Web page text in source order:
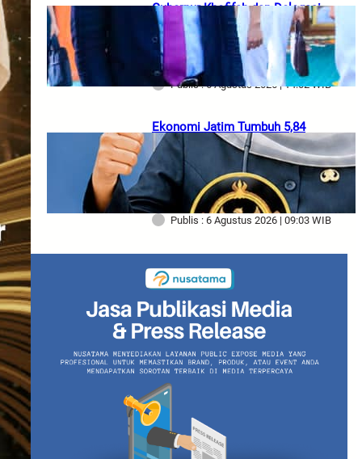
Gubernur Khofifah dan Delegasi
Armada RRT Bahas Teknologi
Perkapalan, Cheng Ho hingga
Potensi Ekonomi Jatim
Publis : 6 Agustus 2026 | 14:02 WIB
Ekonomi Jatim Tumbuh 5,84
Persen, Kemiskinan dan
Pengangguran Turun, Gubernur
Khofifah Tekankan Pertumbuhan
Berkualitas
Publis : 6 Agustus 2026 | 09:03 WIB